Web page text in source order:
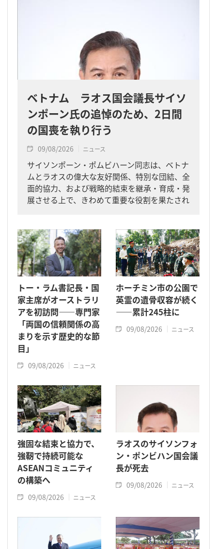
ベトナム ラオス国会議長サイソ
ンポーン氏の追悼のため、2日間
の国喪を執り行う
09/08/2026 ニュース
サイソンポーン・ポムビハーン同志は、ベトナ
ムとラオスの偉大な友好関係、特別な団結、全
面的協力、および戦略的結束を継承・育成・発
展させる上で、きわめて重要な役割を果たされ
トー・ラム書記長・国
家主席がオーストラリ
アを初訪問――専門家
「両国の信頼関係の高
まりを示す歴史的な節
目」
09/08/2026 ニュース
ホーチミン市の公園で
英霊の遺骨収容が続く
――累計245柱に
09/08/2026 ニュース
強固な結束と協力で、
強靭で持続可能な
ASEANコミュニティ
の構築へ
09/08/2026 ニュース
ラオスのサイソンフォ
ン・ポンビハン国会議
長が死去
09/08/2026 ニュース